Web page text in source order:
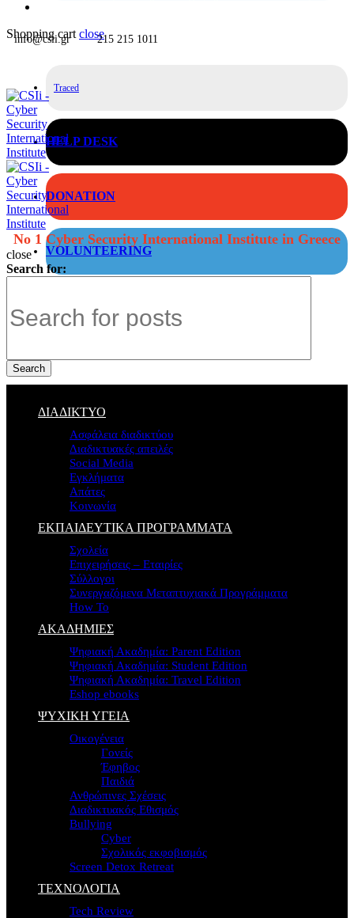
Shopping cart close
info@csii.gr 215 215 1011
Traced
HELP DESK
DONATION
VOLUNTEERING
No 1 Cyber Security International Institute in Greece
close
Search for:
Search
ΔΙΑΔΙΚΤΥΟ
Ασφάλεια διαδικτύου
Διαδικτυακές απειλές
Social Media
Εγκλήματα
Απάτες
Κοινωνία
ΕΚΠΑΙΔΕΥΤΙΚΑ ΠΡΟΓΡΑΜΜΑΤΑ
Σχολεία
Επιχειρήσεις – Εταιρίες
Σύλλογοι
Συνεργαζόμενα Μεταπτυχιακά Προγράμματα
How To
ΑΚΑΔΗΜΙΕΣ
Ψηφιακή Ακαδημία: Parent Edition
Ψηφιακή Ακαδημία: Student Edition
Ψηφιακή Ακαδημία: Travel Edition
Eshop ebooks
ΨΥΧΙΚΗ ΥΓΕΙΑ
Οικογένεια
Γονείς
Έφηβος
Παιδιά
Ανθρώπινες Σχέσεις
Διαδικτυακός Εθισμός
Bullying
Cyber
Σχολικός εκφοβισμός
Screen Detox Retreat
ΤΕΧΝΟΛΟΓΙΑ
Tech Review